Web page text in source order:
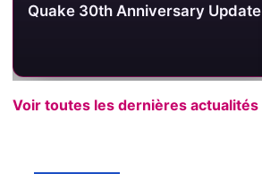
Quake 30th Anniversary Update
Voir toutes les dernières actualités